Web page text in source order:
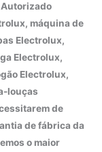
Autorizado
máquina de
Electrolux,
Electrolux,
Electrolux,
louças
de
de fábrica da
o maior